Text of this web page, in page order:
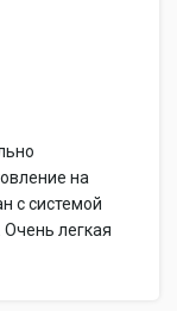
на
с системой
Очень легкая